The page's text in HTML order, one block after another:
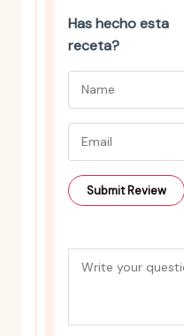
Has hecho esta
receta?